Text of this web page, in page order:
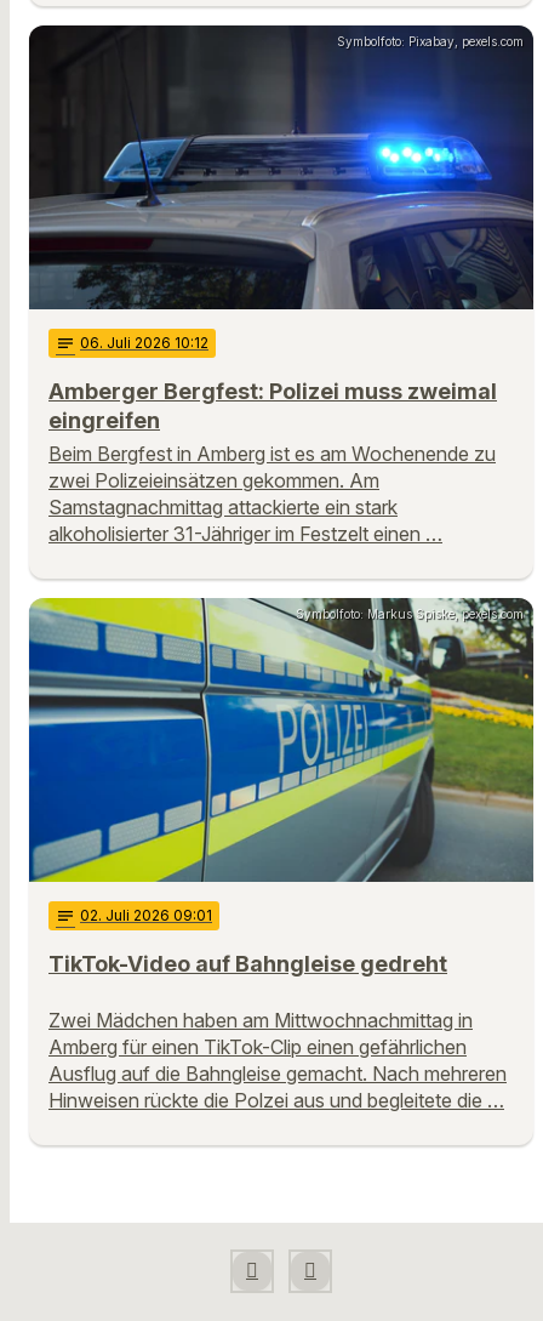
Symbolfoto: Pixabay, pexels.com
notes 06. Juli 2026 10:12
Amberger Bergfest: Polizei muss zweimal
eingreifen
Beim Bergfest in Amberg ist es am Wochenende zu
zwei Polizeieinsätzen gekommen. Am
Samstagnachmittag attackierte ein stark
alkoholisierter 31-Jähriger im Festzelt einen …
Symbolfoto: Markus Spiske, pexels.com
notes 02. Juli 2026 09:01
TikTok-Video auf Bahngleise gedreht
Zwei Mädchen haben am Mittwochnachmittag in
Amberg für einen TikTok-Clip einen gefährlichen
Ausflug auf die Bahngleise gemacht. Nach mehreren
Hinweisen rückte die Polzei aus und begleitete die …